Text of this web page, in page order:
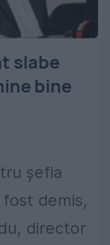
slabe
bine
șefia
fost demis,
director